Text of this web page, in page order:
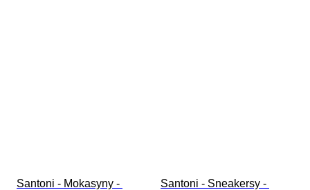
Santoni - Mokasyny - Santoni - Sneakersy -